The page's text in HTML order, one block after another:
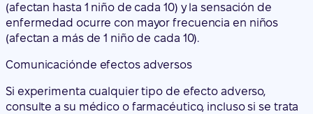
Si experimenta cualquier tipo de efecto adverso,
consulte a su médico o farmacéutico, incluso si se trata
de posibles efectos adversos que no aparecen en este
prospecto. También puede comunicarlos directamente
Medicamentos de Uso Humano: www.notificaRAM.es.
Mediante la comunicación de efectos adversos usted